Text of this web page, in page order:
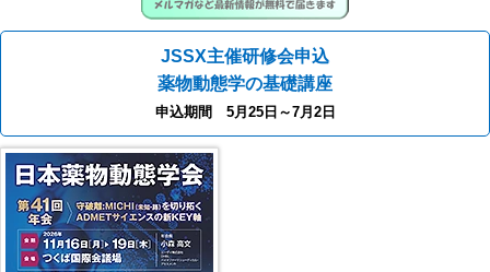
JSSX主催研修会申込
薬物動態学の基礎講座
申込期間 5月25日～7月2日
第41回年会（2026年）